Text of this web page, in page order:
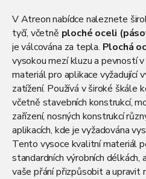
V Atreon nabídce naleznete
tyčí, včetně ploché oceli
je válcována za tepla. Plochá
vysokou mezí kluzu a pevností v
materiál pro aplikace vyžadující
zatížení. Používá v široké škále
včetně stavebních konstrukcí,
zařízení, nosných konstrukcí
aplikacích, kde je vyžadována
Tento vysoce kvalitní materiál
standardních výrobních délkách,
vaše přání přizpůsobit a upravit